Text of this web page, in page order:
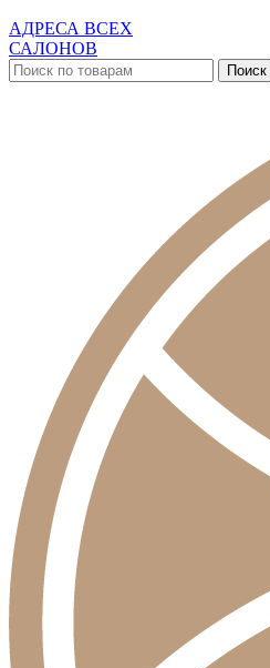
АДРЕСА ВСЕХ
САЛОНОВ